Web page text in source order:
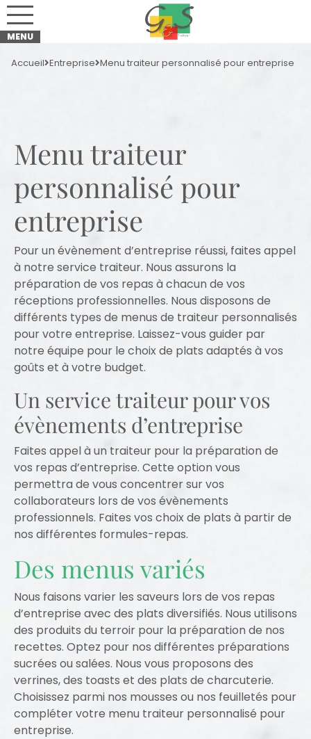
Accueil Entreprise Menu traiteur personnalisé pour entreprise
Menu traiteur
personnalisé pour
entreprise
Pour un évènement d’entreprise réussi, faites appel
à notre service traiteur. Nous assurons la
préparation de vos repas à chacun de vos
réceptions professionnelles. Nous disposons de
différents types de menus de traiteur personnalisés
pour votre entreprise. Laissez-vous guider par
notre équipe pour le choix de plats adaptés à vos
goûts et à votre budget.
Un service traiteur pour vos
évènements d’entreprise
Faites appel à un traiteur pour la préparation de
vos repas d’entreprise. Cette option vous
permettra de vous concentrer sur vos
collaborateurs lors de vos évènements
professionnels. Faites vos choix de plats à partir de
nos différentes formules-repas.
Des menus variés
Nous faisons varier les saveurs lors de vos repas
d’entreprise avec des plats diversifiés. Nous utilisons
des produits du terroir pour la préparation de nos
recettes. Optez pour nos différentes préparations
sucrées ou salées. Nous vous proposons des
verrines, des toasts et des plats de charcuterie.
Choisissez parmi nos mousses ou nos feuilletés pour
compléter votre menu traiteur personnalisé pour
entreprise.